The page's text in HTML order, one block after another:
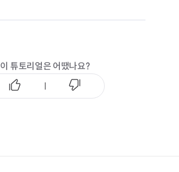
이 튜토리얼은 어땠나요?